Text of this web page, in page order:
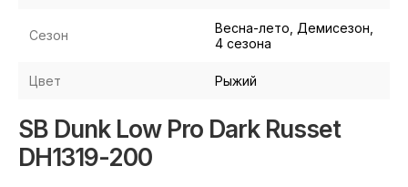
Сезон
Весна-лето, Демисезон,
4 сезона
Цвет Рыжий
SB Dunk Low Pro Dark Russet
DH1319-200